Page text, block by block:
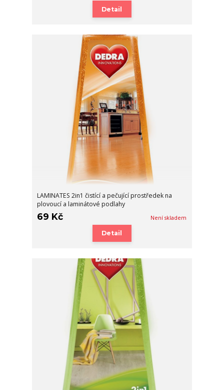
Detail
LAMINATES 2in1 čistící a pečující prostředek na
plovoucí a laminátové podlahy
69 Kč Není skladem
Detail